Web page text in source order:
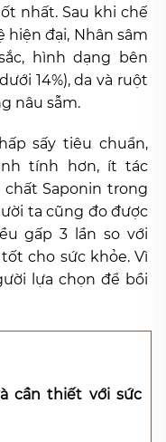
nhất. Sau khi chế
đại, Nhân sâm
hình dạng bên
14%), da và ruột
nâu sẫm.
sấy tiêu chuẩn,
tính hơn, ít tác
Saponin trong
ta cũng đo được
gấp 3 lần so với
cho sức khỏe. Vì
lựa chọn để bồi
cần thiết với sức